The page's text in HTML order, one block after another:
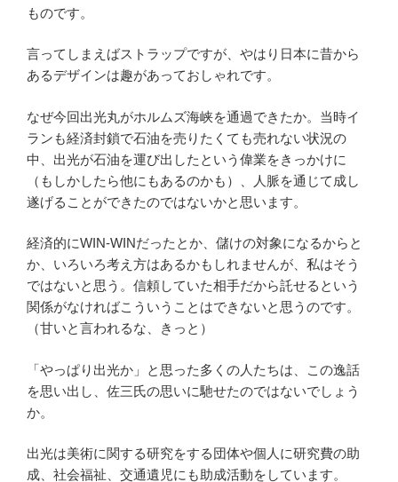
ものです。
言ってしまえばストラップですが、やはり日本に昔から
あるデザインは趣があっておしゃれです。
なぜ今回出光丸がホルムズ海峡を通過できたか。当時イ
ランも経済封鎖で石油を売りたくても売れない状況の
中、出光が石油を運び出したという偉業をきっかけに
（もしかしたら他にもあるのかも）、人脈を通じて成し
遂げることができたのではないかと思います。
経済的にWIN-WINだったとか、儲けの対象になるからと
か、いろいろ考え方はあるかもしれませんが、私はそう
ではないと思う。信頼していた相手だから託せるという
関係がなければこういうことはできないと思うのです。
（甘いと言われるな、きっと）
「やっぱり出光か」と思った多くの人たちは、この逸話
を思い出し、佐三氏の思いに馳せたのではないでしょう
か。
出光は美術に関する研究をする団体や個人に研究費の助
成、社会福祉、交通遺児にも助成活動をしています。